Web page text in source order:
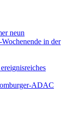
neun
in der
ADAC